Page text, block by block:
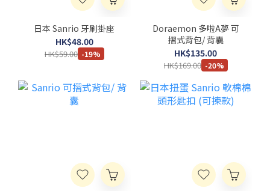
日本 Sanrio 牙刷掛座
HK$48.00
HK$59.00 -19%
Doraemon 多啦A夢 可
摺式背包/ 背囊
HK$135.00
HK$169.00 -20%